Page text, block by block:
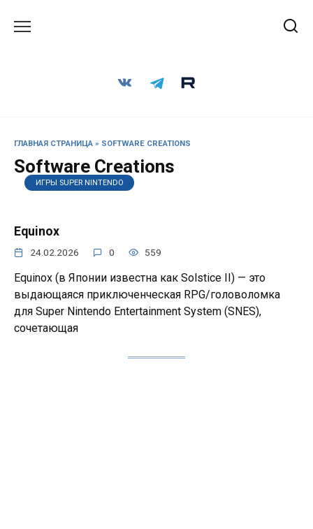
ГЛАВНАЯ СТРАНИЦА » SOFTWARE CREATIONS
Software Creations
ИГРЫ SUPER NINTENDO
Equinox
24.02.2026 0 559
Equinox (в Японии известна как Solstice II) — это
выдающаяся приключенческая RPG/головоломка
для Super Nintendo Entertainment System (SNES),
сочетающая